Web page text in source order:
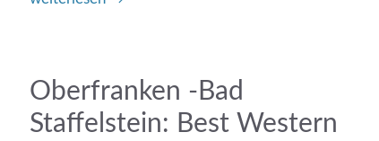
Oberfranken -Bad
Staffelstein: Best Western